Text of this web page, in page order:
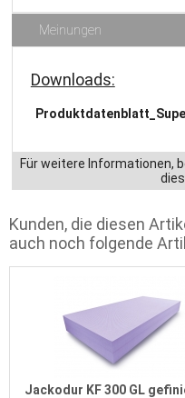
Meinungen
Downloads:
Für weitere Informationen,
Kunden, die diesen
auch noch folgende
Jackodur KF 300 GL